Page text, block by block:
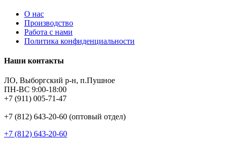
О нас
Производство
Работа с нами
Политика конфиденциальности
Наши контакты
ЛО, Выборгский р-н, п.Пушное
ПН-ВС 9:00-18:00
+7 (911) 005-71-47
+7 (812) 643-20-60 (оптовый отдел)
+7 (812) 643-20-60